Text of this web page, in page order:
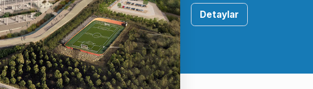
Detaylar